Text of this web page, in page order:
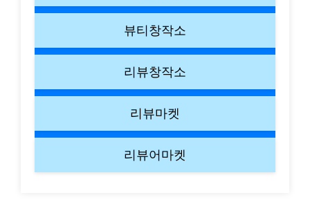
뷰티창작소
리뷰창작소
리뷰마켓
리뷰어마켓